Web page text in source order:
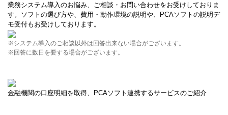
業務システム導入のお悩み、ご相談・お問い合わせをお受けしておりま
す。ソフトの選び方や、費用・動作環境の説明や、PCAソフトの説明デ
モ受付もお受けしております。
※システム導入のご相談以外は回答出来ない場合がございます。
※回答に数日を要する場合がございます。
金融機関の口座明細を取得、PCAソフト連携するサービスのご紹介